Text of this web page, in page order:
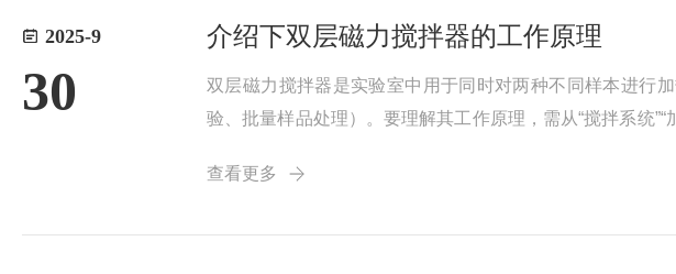
2025-9
30
介绍下双层磁力搅拌器的工作原理
双层磁力搅拌器是实验室中用于同时对两种不同样本进行
验、批量样品处理）。要理解其工作原理，需从“搅拌系统
统的协同运作双层磁力搅拌器的本质是“两套独立的‘磁力
统...
查看更多